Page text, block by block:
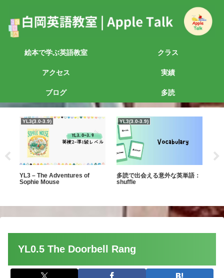
絵本で学ぶ英語教室 クラス
アクセス 実績
ブログ 多読
YL3(3.0-3.9)
YL3 – The Adventures of
Sophie Mouse
YL3(3.0-3.9)
多読で出会える意外な英単語：
shuffle
YL0.5 The Doorbell Rang